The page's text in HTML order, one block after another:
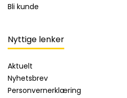
Bli kunde
Nyttige lenker
Aktuelt
Nyhetsbrev
Personvernerklæring